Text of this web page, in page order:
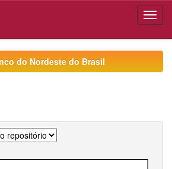
do Nordeste do Brasil